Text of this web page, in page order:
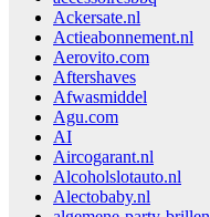
Ackersate.nl
Actieabonnement.nl
Aerovito.com
Aftershaves
Afwasmiddel
Agu.com
AI
Aircogarant.nl
Alcoholslotauto.nl
Alectobaby.nl